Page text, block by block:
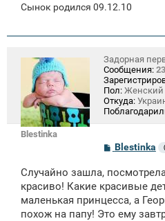
Сынок родился 09.12.10
Blestinka
Задорная
Сообщения:
Пол: Женский
Откуда:
С
о
б
щ
н
и
Blestinka
Случайно зашла,
красиво! Какие красивые
маленькая принцесса, а
похож на папу! Это ему